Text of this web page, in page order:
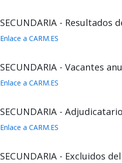
SECUNDARIA - Resultados
Enlace a CARM.ES
SECUNDARIA - Vacantes
Enlace a CARM.ES
SECUNDARIA -
Enlace a CARM.ES
SECUNDARIA - Excluidos